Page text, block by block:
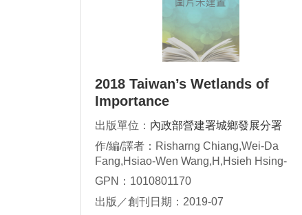
2018 Taiwan’s Wetlands of
Importance
出版單位： 內政部營建署城鄉發展分署
作/編/譯者：Risharng Chiang,Wei-Da
Fang,Hsiao-Wen Wang,H,Hsieh Hsing-
Hui,Hai-Ling Yu,Po-Hung Chou,Hsiu Ting
Lee,Yi-Shuan Lin,Chia-Yu Hung,Chen Yu
GPN：1010801170
出版／創刊日期：2019-07